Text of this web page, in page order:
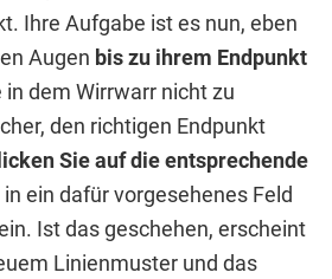
Ihre Aufgabe ist es nun, eben
Augen bis zu ihrem Endpunkt
dem Wirrwarr nicht zu
den richtigen Endpunkt
Sie auf die entsprechende
ein dafür vorgesehenes Feld
Ist das geschehen, erscheint
Linienmuster und das